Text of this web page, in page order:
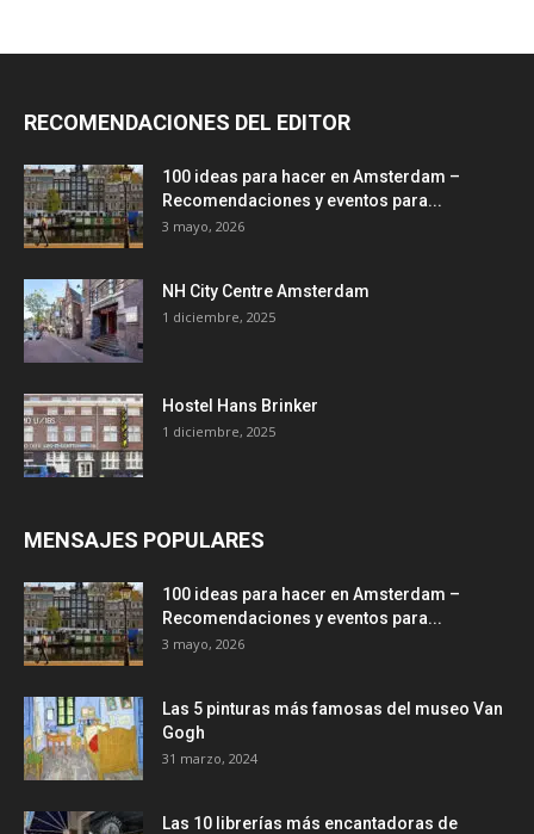
RECOMENDACIONES DEL EDITOR
100 ideas para hacer en Amsterdam –
Recomendaciones y eventos para...
3 mayo, 2026
NH City Centre Amsterdam
1 diciembre, 2025
Hostel Hans Brinker
1 diciembre, 2025
MENSAJES POPULARES
100 ideas para hacer en Amsterdam –
Recomendaciones y eventos para...
3 mayo, 2026
Las 5 pinturas más famosas del museo Van
Gogh
31 marzo, 2024
Las 10 librerías más encantadoras de